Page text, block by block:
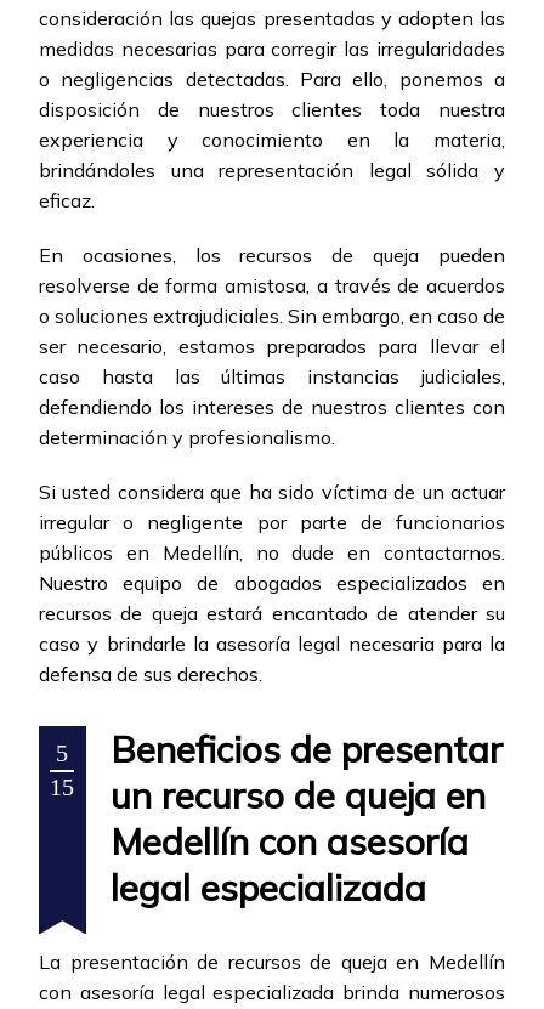
consideración las quejas presentadas y adopten las
medidas necesarias para corregir las irregularidades
o negligencias detectadas. Para ello, ponemos a
disposición de nuestros clientes toda nuestra
experiencia y conocimiento en la materia,
brindándoles una representación legal sólida y
eficaz.
En ocasiones, los recursos de queja pueden
resolverse de forma amistosa, a través de acuerdos
o soluciones extrajudiciales. Sin embargo, en caso de
ser necesario, estamos preparados para llevar el
caso hasta las últimas instancias judiciales,
defendiendo los intereses de nuestros clientes con
determinación y profesionalismo.
Si usted considera que ha sido víctima de un actuar
irregular o negligente por parte de funcionarios
públicos en Medellín, no dude en contactarnos.
Nuestro equipo de abogados especializados en
recursos de queja estará encantado de atender su
caso y brindarle la asesoría legal necesaria para la
defensa de sus derechos.
5
15
Beneficios de presentar
un recurso de queja en
Medellín con asesoría
legal especializada
La presentación de recursos de queja en Medellín
con asesoría legal especializada brinda numerosos